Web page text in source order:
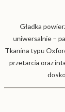
Gładka
uniwersalnie –
Tkanina typu
przetarcia oraz